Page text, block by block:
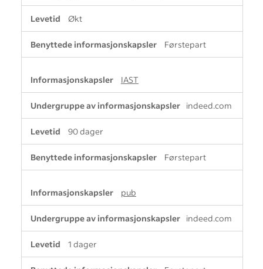
Økt
Førstepart
IAST
indeed.com
90 dager
Førstepart
pub
indeed.com
1 dager